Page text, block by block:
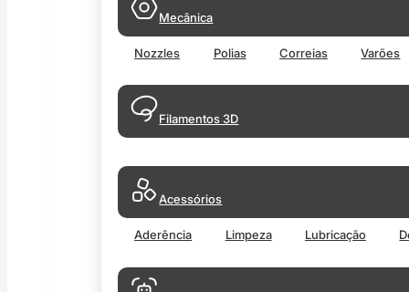
Mecânica
Nozzles Polias Correias Varões
Filamentos 3D
Acessórios
Aderência Limpeza Lubricação